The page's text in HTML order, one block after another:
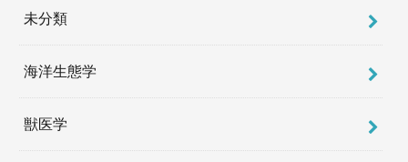
未分類
海洋生態学
獣医学